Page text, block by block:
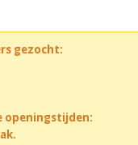
gezocht:
openingstijden: